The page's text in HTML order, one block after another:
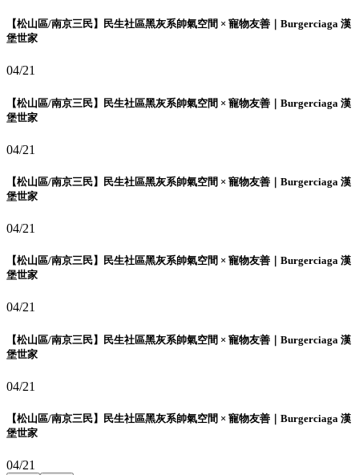
【松山區/南京三民】民生社區黑灰系帥氣空間 × 寵物友善｜Burgerciaga 漢
堡世家
04/21
【松山區/南京三民】民生社區黑灰系帥氣空間 × 寵物友善｜Burgerciaga 漢
堡世家
04/21
【松山區/南京三民】民生社區黑灰系帥氣空間 × 寵物友善｜Burgerciaga 漢
堡世家
04/21
【松山區/南京三民】民生社區黑灰系帥氣空間 × 寵物友善｜Burgerciaga 漢
堡世家
04/21
【松山區/南京三民】民生社區黑灰系帥氣空間 × 寵物友善｜Burgerciaga 漢
堡世家
04/21
【松山區/南京三民】民生社區黑灰系帥氣空間 × 寵物友善｜Burgerciaga 漢
堡世家
04/21